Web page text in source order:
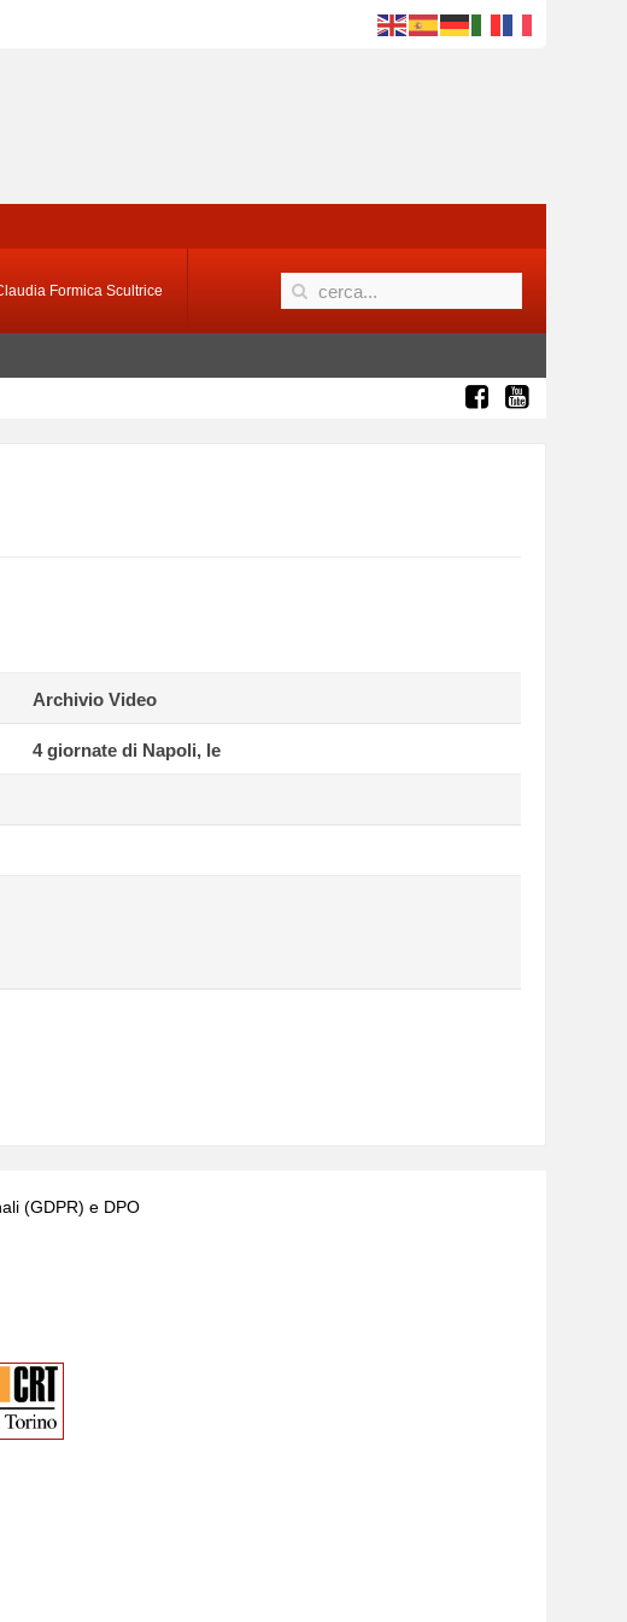
Formica Scultrice
Archivio Video
4 giornate di Napoli, le
(GDPR) e DPO